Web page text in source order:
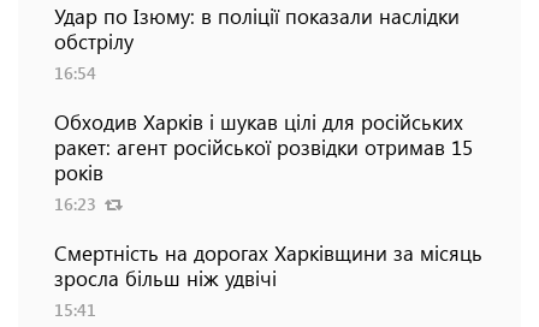
Удар по Ізюму: в поліції показали наслідки
обстрілу
16:54
Обходив Харків і шукав цілі для російських
ракет: агент російської розвідки отримав 15
років
16:23
Смертність на дорогах Харківщини за місяць
зросла більш ніж удвічі
15:41